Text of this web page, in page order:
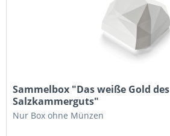
Sammelbox "Das weiße Gold des
Salzkammerguts"
Nur Box ohne Münzen